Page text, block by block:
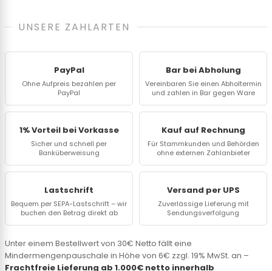
UNSERE ZAHLARTEN
PayPal
Ohne Aufpreis bezahlen per
PayPal
Bar bei Abholung
Vereinbaren Sie einen Abholtermin
und zahlen in Bar gegen Ware
1% Vorteil bei Vorkasse
Sicher und schnell per
Banküberweisung
Kauf auf Rechnung
Für Stammkunden und Behörden
ohne externen Zahlanbieter
Lastschrift
Bequem per SEPA-Lastschrift – wir
buchen den Betrag direkt ab
Versand per UPS
Zuverlässige Lieferung mit
Sendungsverfolgung
Unter einem Bestellwert von 30€ Netto fällt eine
Mindermengenpauschale in Höhe von 6€ zzgl. 19% MwSt. an –
Frachtfreie Lieferung ab 1.000€ netto innerhalb